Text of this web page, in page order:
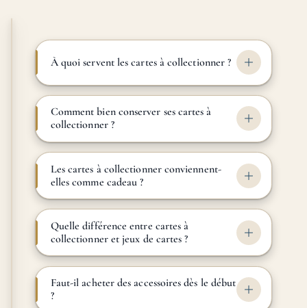
À quoi servent les cartes à collectionner ?
Comment bien conserver ses cartes à
collectionner ?
Les cartes à collectionner conviennent-
elles comme cadeau ?
Quelle différence entre cartes à
collectionner et jeux de cartes ?
Faut-il acheter des accessoires dès le début
?